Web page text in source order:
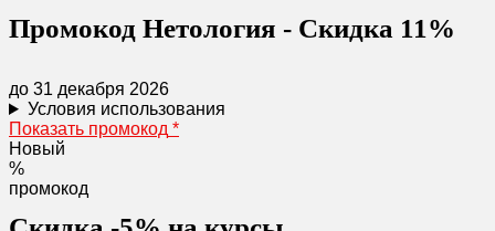
Промокод Нетология - Скидка 11%
до 31 декабря 2026
Условия использования
Показать промокод *
Новый
%
промокод